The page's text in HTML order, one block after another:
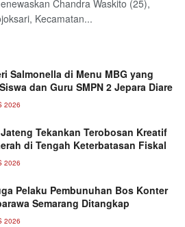
Chandra Waskito (25),
Kecamatan...
Salmonella di Menu MBG yang
dan Guru SMPN 2 Jepara Diare
2026
Tekankan Terobosan Kreatif
di Tengah Keterbatasan Fiskal
2026
Pelaku Pembunuhan Bos Konter
Semarang Ditangkap
2026